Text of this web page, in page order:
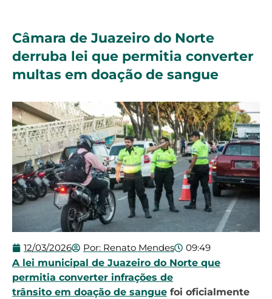
Câmara de Juazeiro do Norte
derruba lei que permitia converter
multas em doação de sangue
12/03/2026 Por: Renato Mendes 09:49
A lei municipal de Juazeiro do Norte que
permitia converter infrações de
trânsito em doação de sangue foi oficialmente